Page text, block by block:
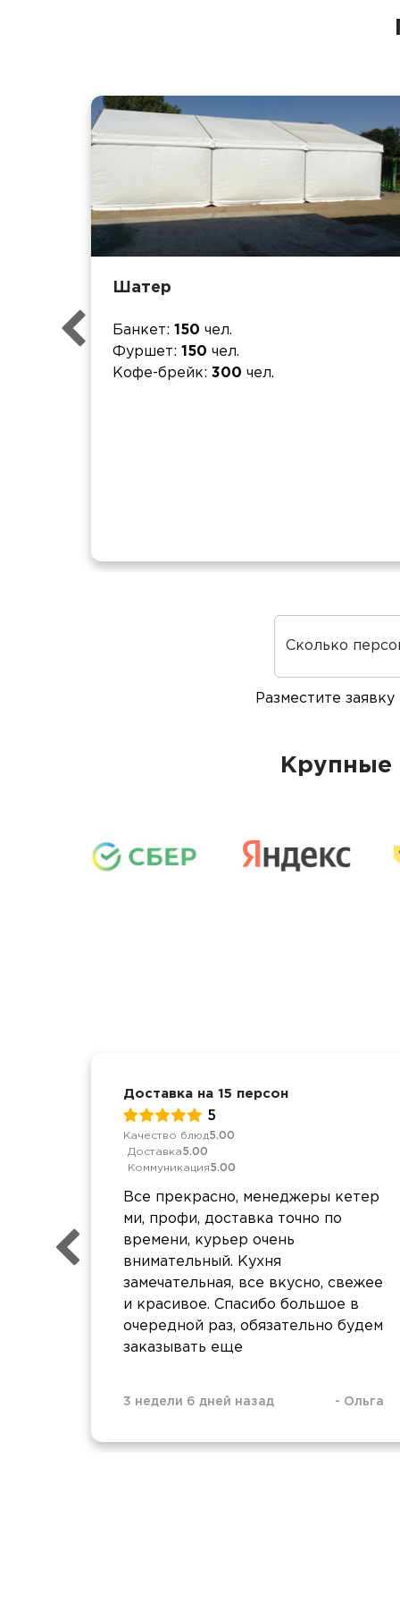
Шатер
Банкет 150 чел.
Фуршет
150 чел.
Кофе-брейк
300 чел.
Сколько
Разместите
Крупные
Доставка на 15 персон
5
Качество блюд5.00
Доставка5.00
Коммуникация5.00
Все прекрасно, менеджеры кетер
ми, профи, доставка точно по
времени, курьер очень
внимательный. Кухня
замечательная, все вкусно, свежее
и красивое. Спасибо большое в
очередной раз, обязательно будем
заказывать еще
3 недели 6 дней назад - Ольга